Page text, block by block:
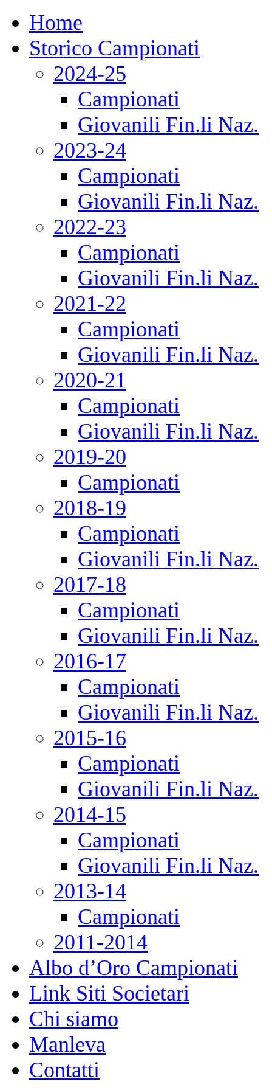
Home
Storico Campionati
2024-25
Campionati
Giovanili Fin.li Naz.
2023-24
Campionati
Giovanili Fin.li Naz.
2022-23
Campionati
Giovanili Fin.li Naz.
2021-22
Campionati
Giovanili Fin.li Naz.
2020-21
Campionati
Giovanili Fin.li Naz.
2019-20
Campionati
2018-19
Campionati
Giovanili Fin.li Naz.
2017-18
Campionati
Giovanili Fin.li Naz.
2016-17
Campionati
Giovanili Fin.li Naz.
2015-16
Campionati
Giovanili Fin.li Naz.
2014-15
Campionati
Giovanili Fin.li Naz.
2013-14
Campionati
2011-2014
Albo d’Oro Campionati
Link Siti Societari
Chi siamo
Manleva
Contatti